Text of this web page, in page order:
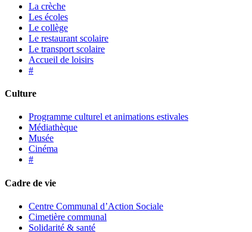
La crèche
Les écoles
Le collège
Le restaurant scolaire
Le transport scolaire
Accueil de loisirs
#
Culture
Programme culturel et animations estivales
Médiathèque
Musée
Cinéma
#
Cadre de vie
Centre Communal d’Action Sociale
Cimetière communal
Solidarité & santé